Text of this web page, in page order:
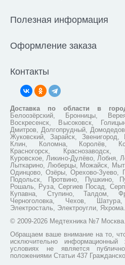
Полезная информация
Оформление заказа
Контакты
Доставка по области в
Белоозёрский, Бронницы,
Воскресенск, Высоковск,
Дмитров, Долгопрудный,
Жуковский, Зарайск,
Клин, Коломна, Королёв,
Красногорск, Краснозаводск,
Куровское, Ликино-Дулёво, Лобня,
Лыткарино, Люберцы, Можайск,
Одинцово, Озёры, Орехово-Зуево,
Подольск, Протвино, Пушкино,
Рошаль, Руза, Сергиев Посад,
Купавна, Ступино, Талдом,
Черноголовка, Чехов,
Электросталь, Электроугли, Яхрома.
© 2009-2026 Медтехника №7 Москва.
Обращаем ваше внимание на то,
исключительно
условиях не является
положениями Статьи 437